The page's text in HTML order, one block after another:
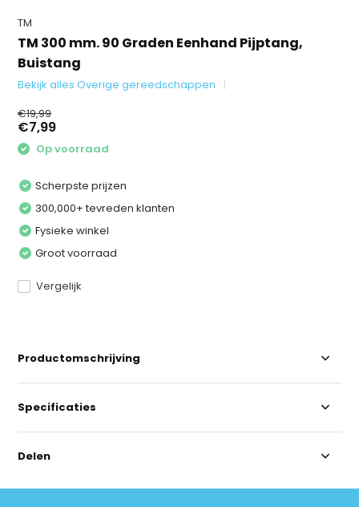
TM
TM 300 mm. 90 Graden Eenhand Pijptang,
Buistang
Bekijk alles Overige gereedschappen
€19,99
€7,99
Op voorraad
Scherpste prijzen
300,000+ tevreden klanten
Fysieke winkel
Groot voorraad
Vergelijk
Productomschrijving
Specificaties
Delen